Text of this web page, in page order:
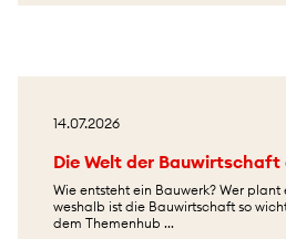
14.07.2026
Die Welt der
Wie entsteht ein Bauwerk? Wer plant
weshalb ist die Bauwirtschaft so
dem Themenhub ...